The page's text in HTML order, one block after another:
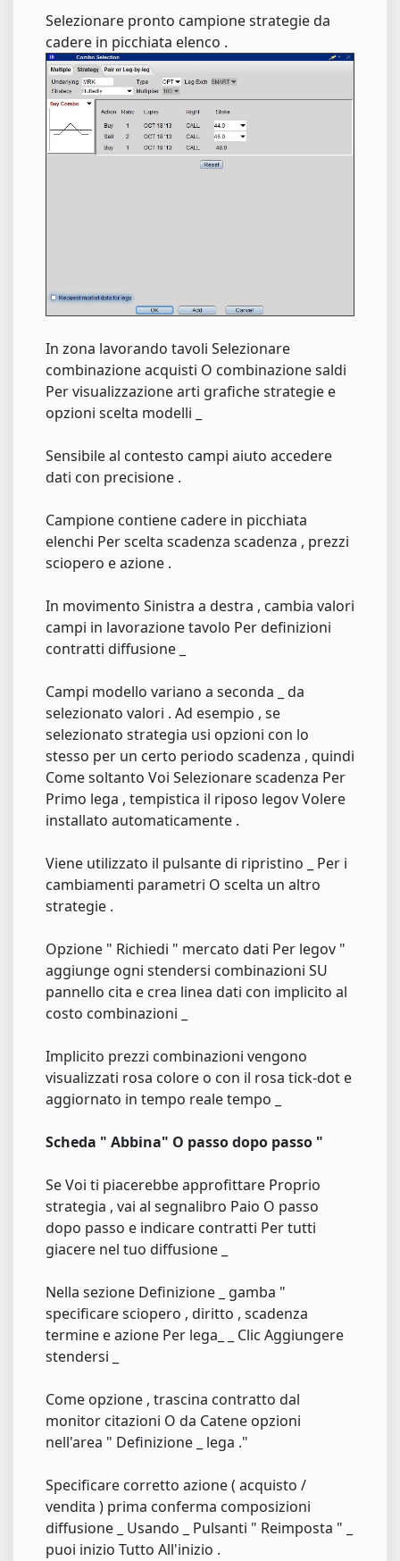
Selezionare pronto campione strategie da
cadere in picchiata elenco .
In zona lavorando tavoli Selezionare
combinazione acquisti O combinazione saldi
Per visualizzazione arti grafiche strategie e
opzioni scelta modelli _
Sensibile al contesto campi aiuto accedere
dati con precisione .
Campione contiene cadere in picchiata
elenchi Per scelta scadenza scadenza , prezzi
sciopero e azione .
In movimento Sinistra a destra , cambia valori
campi in lavorazione tavolo Per definizioni
contratti diffusione _
Campi modello variano a seconda _ da
selezionato valori . Ad esempio , se
selezionato strategia usi opzioni con lo
stesso per un certo periodo scadenza , quindi
Come soltanto Voi Selezionare scadenza Per
Primo lega , tempistica il riposo legov Volere
installato automaticamente .
Viene utilizzato il pulsante di ripristino _ Per i
cambiamenti parametri O scelta un altro
strategie .
Opzione " Richiedi " mercato dati Per legov "
aggiunge ogni stendersi combinazioni SU
pannello cita e crea linea dati con implicito al
costo combinazioni _
Implicito prezzi combinazioni vengono
visualizzati rosa colore o con il rosa tick-dot e
aggiornato in tempo reale tempo _
Scheda " Abbina" O passo dopo passo "
Se Voi ti piacerebbe approfittare Proprio
strategia , vai al segnalibro Paio O passo
dopo passo e indicare contratti Per tutti
giacere nel tuo diffusione _
Nella sezione Definizione _ gamba "
specificare sciopero , diritto , scadenza
termine e azione Per lega_ _ Clic Aggiungere
stendersi _
Come opzione , trascina contratto dal
monitor citazioni O da Catene opzioni
nell'area " Definizione _ lega ."
Specificare corretto azione ( acquisto /
vendita ) prima conferma composizioni
diffusione _ Usando _ Pulsanti " Reimposta " _
puoi inizio Tutto All'inizio .